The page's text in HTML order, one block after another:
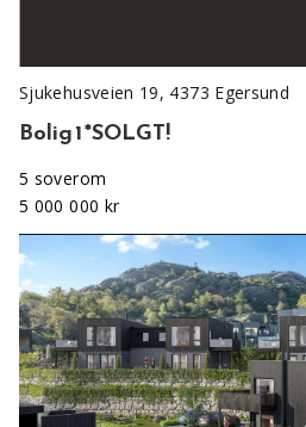
Sjukehusveien 19, 4373 Egersund
Bolig 1 *SOLGT!
5 soverom
5 000 000 kr